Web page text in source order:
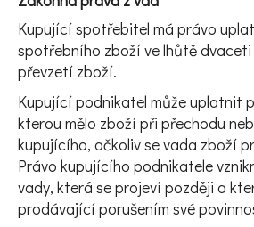
Kupující spotřebitel má právo
spotřebního zboží ve lhůtě
převzetí zboží.
Kupující podnikatel může uplatnit
kterou mělo zboží při přechodu
kupujícího, ačkoliv se vada zboží
Právo kupujícího podnikatele
vady, která se projeví později a
prodávající porušením své